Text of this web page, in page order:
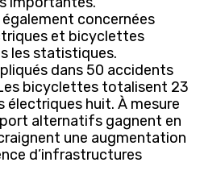
concernées
et bicyclettes
les statistiques.
dans 50 accidents
bicyclettes totalisent 23
huit. À mesure
alternatifs gagnent en
une augmentation
d’infrastructures